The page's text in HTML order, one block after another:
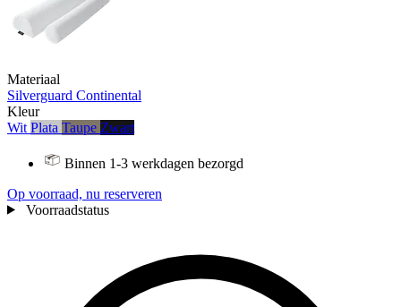
Materiaal
Silverguard Continental
Kleur
Wit Plata Taupe Zwart
Binnen 1-3 werkdagen bezorgd
Op voorraad, nu reserveren
Voorraadstatus